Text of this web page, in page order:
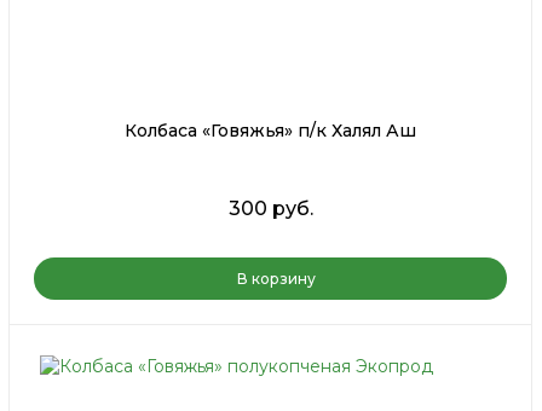
Колбаса «Говяжья» п/к Халял Аш
300 руб.
В корзину